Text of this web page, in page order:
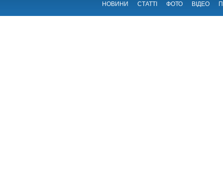
НОВИНИ СТАТТІ ФОТО ВІДЕО